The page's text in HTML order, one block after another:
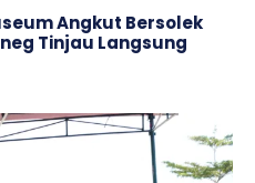
Angkut Bersolek
Tinjau Langsung